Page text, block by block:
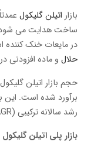
بازار اتیلن گلیکول
ساخت هدایت می شود.
در مایعات خنک
حلال و ماده افزودنی
رشد سالانه ترکیبی (CAGR) 4.5% رشد کند.
بازار پلی اتیلن گلیکول